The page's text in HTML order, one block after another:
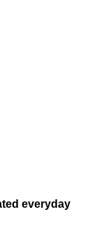
everyday